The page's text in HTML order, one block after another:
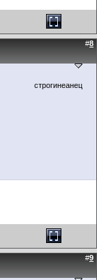
#8
строгинеанец
#9